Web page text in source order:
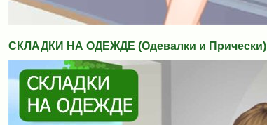
СКЛАДКИ НА ОДЕЖДЕ (Одевалки и Прически)